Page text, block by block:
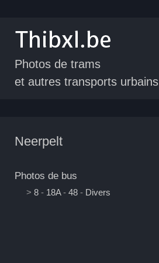
Photos de trams
et autres transports urbains
Neerpelt
Photos de bus
> 8 - 18A- 48 - Divers